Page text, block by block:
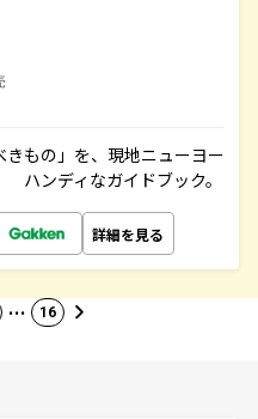
きもの」を、現地ニューヨー
ハンディなガイドブック。
詳細を見る
… 16